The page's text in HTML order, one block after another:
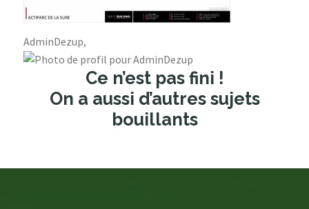
AdminDezup,
Ce n’est pas fini !
On a aussi d’autres sujets
bouillants